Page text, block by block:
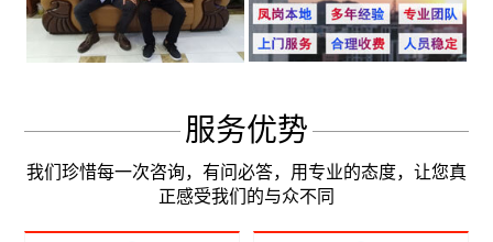
服务优势
我们珍惜每一次咨询，有问必答，用专业的态度，让您真
正感受我们的与众不同